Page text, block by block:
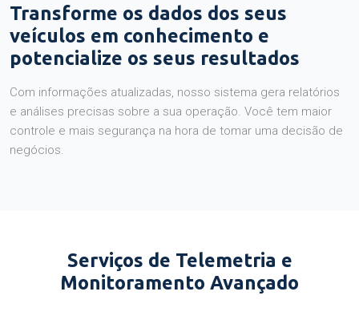
Transforme os dados dos seus
veículos em conhecimento e
potencialize os seus resultados
Com informações atualizadas, nosso sistema gera relatórios
e análises precisas sobre a sua operação. Você tem maior
controle e mais segurança na hora de tomar uma decisão de
negócios.
Serviços de Telemetria e
Monitoramento Avançado